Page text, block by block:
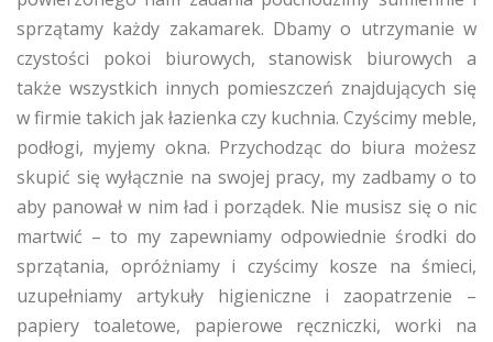
sprzątamy każdy zakamarek. Dbamy o utrzymanie w
czystości pokoi biurowych, stanowisk biurowych a
także wszystkich innych pomieszczeń znajdujących się
w firmie takich jak łazienka czy kuchnia. Czyścimy meble,
podłogi, myjemy okna. Przychodząc do biura możesz
skupić się wyłącznie na swojej pracy, my zadbamy o to
aby panował w nim ład i porządek. Nie musisz się o nic
martwić – to my zapewniamy odpowiednie środki do
sprzątania, opróżniamy i czyścimy kosze na śmieci,
uzupełniamy artykuły higieniczne i zaopatrzenie –
papiery toaletowe, papierowe ręczniczki, worki na